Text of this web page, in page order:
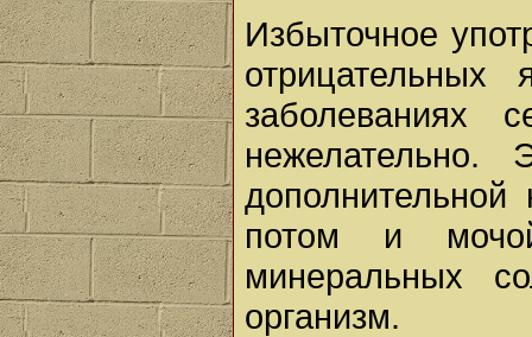
Избыточное
заболеваниях
нежелательно.
потом и мочой
минеральных
организм.